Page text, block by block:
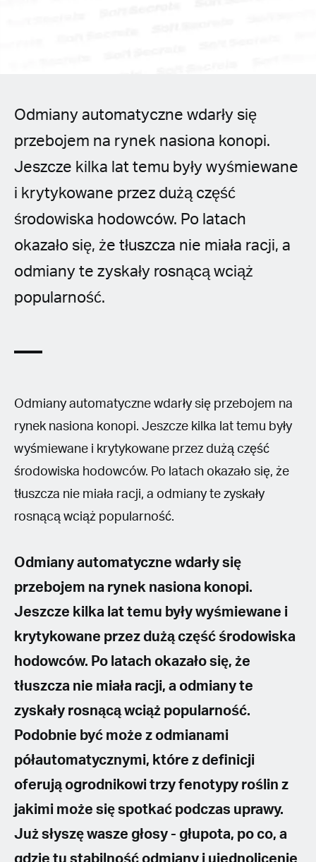
Italian
Czech
Polish
Odmiany automatyczne wdarły się
przebojem na rynek nasiona konopi.
Jeszcze kilka lat temu były wyśmiewane
i krytykowane przez dużą część
środowiska hodowców. Po latach
okazało się, że tłuszcza nie miała racji, a
odmiany te zyskały rosnącą wciąż
popularność.
Odmiany automatyczne wdarły się przebojem na
rynek nasiona konopi. Jeszcze kilka lat temu były
wyśmiewane i krytykowane przez dużą część
środowiska hodowców. Po latach okazało się, że
tłuszcza nie miała racji, a odmiany te zyskały
rosnącą wciąż popularność.
Odmiany automatyczne wdarły się
przebojem na rynek nasiona konopi.
Jeszcze kilka lat temu były wyśmiewane i
krytykowane przez dużą część środowiska
hodowców. Po latach okazało się, że
tłuszcza nie miała racji, a odmiany te
zyskały rosnącą wciąż popularność.
Podobnie być może z odmianami
półautomatycznymi, które z definicji
oferują ogrodnikowi trzy fenotypy roślin z
jakimi może się spotkać podczas uprawy.
Już słyszę wasze głosy - głupota, po co, a
gdzie tu stabilność odmiany i ujednolicenie